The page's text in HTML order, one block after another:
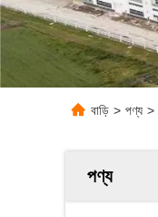
বাড়ি > পণ্য >
পণ্য